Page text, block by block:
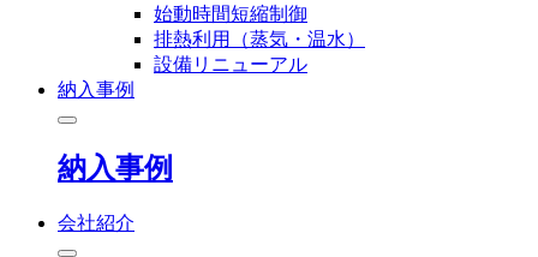
始動時間短縮制御
排熱利用（蒸気・温水）
設備リニューアル
納入事例
納入事例
会社紹介